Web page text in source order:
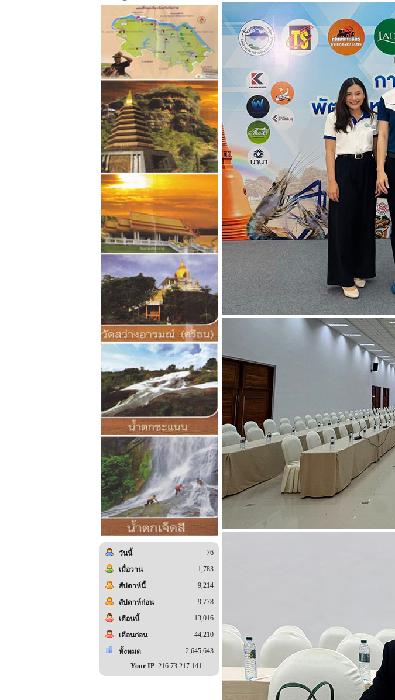
วันนี้ 76
เมื่อวาน 1,783
สัปดาห์นี้ 9,214
สัปดาห์ก่อน 9,778
เดือนนี้ 13,016
เดือนก่อน 44,210
ทั้งหมด
2,645,643
Your IP:216.73.217.141